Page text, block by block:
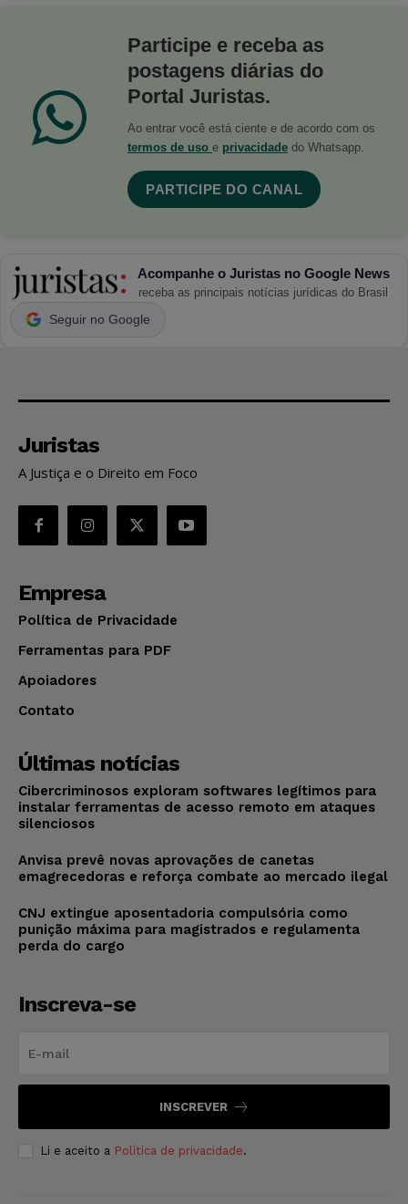
Participe e receba as
postagens diárias do
Portal Juristas.
Ao entrar você está ciente e de acordo com os
termos de uso e privacidade do Whatsapp.
PARTICIPE DO CANAL
Acompanhe o Juristas no Google News
receba as principais notícias jurídicas do Brasil
Seguir no Google
Juristas
A Justiça e o Direito em Foco
Empresa
Política de Privacidade
Ferramentas para PDF
Apoiadores
Contato
Últimas notícias
Cibercriminosos exploram softwares legítimos para
instalar ferramentas de acesso remoto em ataques
silenciosos
Anvisa prevê novas aprovações de canetas
emagrecedoras e reforça combate ao mercado ilegal
CNJ extingue aposentadoria compulsória como
punição máxima para magistrados e regulamenta
perda do cargo
Inscreva-se
INSCREVER
Li e aceito a Política de privacidade.